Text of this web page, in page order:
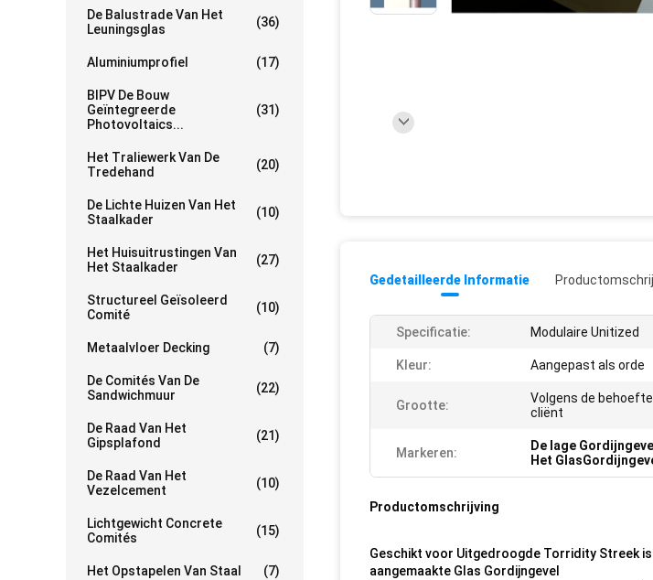
De Balustrade Van Het
Leuningsglas
(36)
Aluminiumprofiel (17)
BIPV De Bouw
Geïntegreerde
Photovoltaics...
(31)
Het Traliewerk Van De
Tredehand
(20)
De Lichte Huizen Van Het
Staalkader
(10)
Het Huisuitrustingen Van
Het Staalkader
(27)
Structureel Geïsoleerd
Comité
(10)
Metaalvloer Decking (7)
De Comités Van De
Sandwichmuur
(22)
De Raad Van Het
Gipsplafond
(21)
De Raad Van Het
Vezelcement
(10)
Lichtgewicht Concrete
Comités
(15)
Het Opstapelen Van Staal (7)
Gedetailleerde Informatie
Specificatie: Modulaire Unitized
Kleur: Aangepast als orde
Grootte:
Volgens de
cliënt
Markeren: De lage
Het
Productomschrijving
Geschikt voor Uitgedroogde Torridity Streek
aangemaakte Glas Gordijngevel